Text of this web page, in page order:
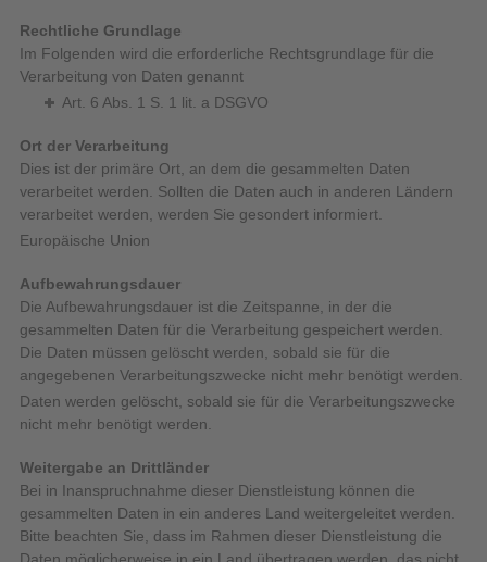
Rechtliche Grundlage
Im Folgenden wird die erforderliche Rechtsgrundlage für die
Verarbeitung von Daten genannt
Art. 6 Abs. 1 S. 1 lit. a DSGVO
Ort der Verarbeitung
Dies ist der primäre Ort, an dem die gesammelten Daten
verarbeitet werden. Sollten die Daten auch in anderen Ländern
verarbeitet werden, werden Sie gesondert informiert.
Europäische Union
Aufbewahrungsdauer
Die Aufbewahrungsdauer ist die Zeitspanne, in der die
gesammelten Daten für die Verarbeitung gespeichert werden.
Die Daten müssen gelöscht werden, sobald sie für die
angegebenen Verarbeitungszwecke nicht mehr benötigt werden.
Daten werden gelöscht, sobald sie für die Verarbeitungszwecke
nicht mehr benötigt werden.
Weitergabe an Drittländer
Bei in Inanspruchnahme dieser Dienstleistung können die
gesammelten Daten in ein anderes Land weitergeleitet werden.
Bitte beachten Sie, dass im Rahmen dieser Dienstleistung die
Daten möglicherweise in ein Land übertragen werden, das nicht